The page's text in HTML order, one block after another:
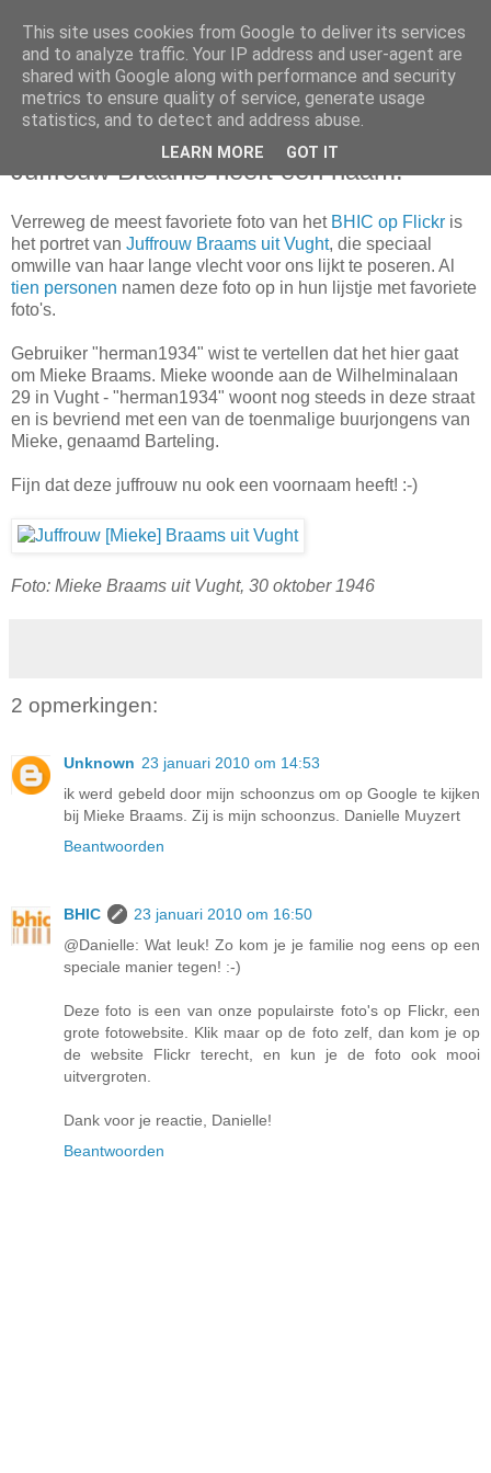
woensdag 9 december 2009
Juffrouw Braams heeft een naam!
Verreweg de meest favoriete foto van het BHIC op Flickr is
het portret van Juffrouw Braams uit Vught, die speciaal
omwille van haar lange vlecht voor ons lijkt te poseren. Al
tien personen namen deze foto op in hun lijstje met favoriete
foto's.
Gebruiker "herman1934" wist te vertellen dat het hier gaat
om Mieke Braams. Mieke woonde aan de Wilhelminalaan
29 in Vught - "herman1934" woont nog steeds in deze straat
en is bevriend met een van de toenmalige buurjongens van
Mieke, genaamd Barteling.
Fijn dat deze juffrouw nu ook een voornaam heeft! :-)
Foto: Mieke Braams uit Vught, 30 oktober 1946
2 opmerkingen:
Unknown 23 januari 2010 om 14:53
ik werd gebeld door mijn schoonzus om op Google te kijken
bij Mieke Braams. Zij is mijn schoonzus. Danielle Muyzert
Beantwoorden
BHIC
23 januari 2010 om 16:50
@Danielle: Wat leuk! Zo kom je je familie nog eens op een
speciale manier tegen! :-)
Deze foto is een van onze populairste foto's op Flickr, een
grote fotowebsite. Klik maar op de foto zelf, dan kom je op
de website Flickr terecht, en kun je de foto ook mooi
uitvergroten.
Dank voor je reactie, Danielle!
Beantwoorden
This site uses cookies from Google to deliver its services
and to analyze traffic. Your IP address and user-agent are
shared with Google along with performance and security
metrics to ensure quality of service, generate usage
statistics, and to detect and address abuse.
LEARN MORE GOT IT